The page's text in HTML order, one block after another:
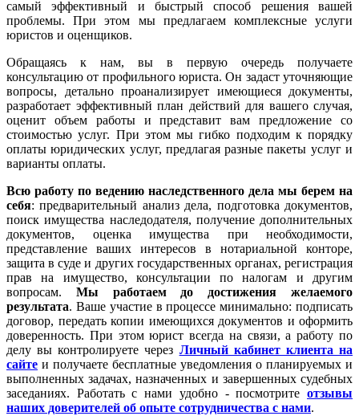
самый эффективный и быстрый способ решения вашей
проблемы. При этом мы предлагаем комплексные услуги
юристов и оценщиков.
Обращаясь к нам, вы в первую очередь получаете
консультацию от профильного юриста. Он задаст уточняющие
вопросы, детально проанализирует имеющиеся документы,
разработает эффективный план действий для вашего случая,
оценит объем работы и представит вам предложение со
стоимостью услуг. При этом мы гибко подходим к порядку
оплаты юридических услуг, предлагая разные пакеты услуг и
варианты оплаты.
Всю работу по ведению наследственного дела мы берем на
себя: предварительный анализ дела, подготовка документов,
поиск имущества наследодателя, получение дополнительных
документов, оценка имущества при необходимости,
представление ваших интересов в нотариальной конторе,
защита в суде и других государственных органах, регистрация
прав на имущество, консультации по налогам и другим
вопросам. Мы работаем
до достижения желаемого
результата. Ваше участие в процессе минимально: подписать
договор, передать копии имеющихся документов и оформить
доверенность. При этом юрист всегда на связи, а работу по
делу вы контролируете через Личный кабинет клиента на
сайте и получаете бесплатные уведомления о планируемых и
выполненных задачах, назначенных и завершенных судебных
заседаниях. Работать с нами удобно - посмотрите отзывы
наших доверителей об опыте сотрудничества с нами.